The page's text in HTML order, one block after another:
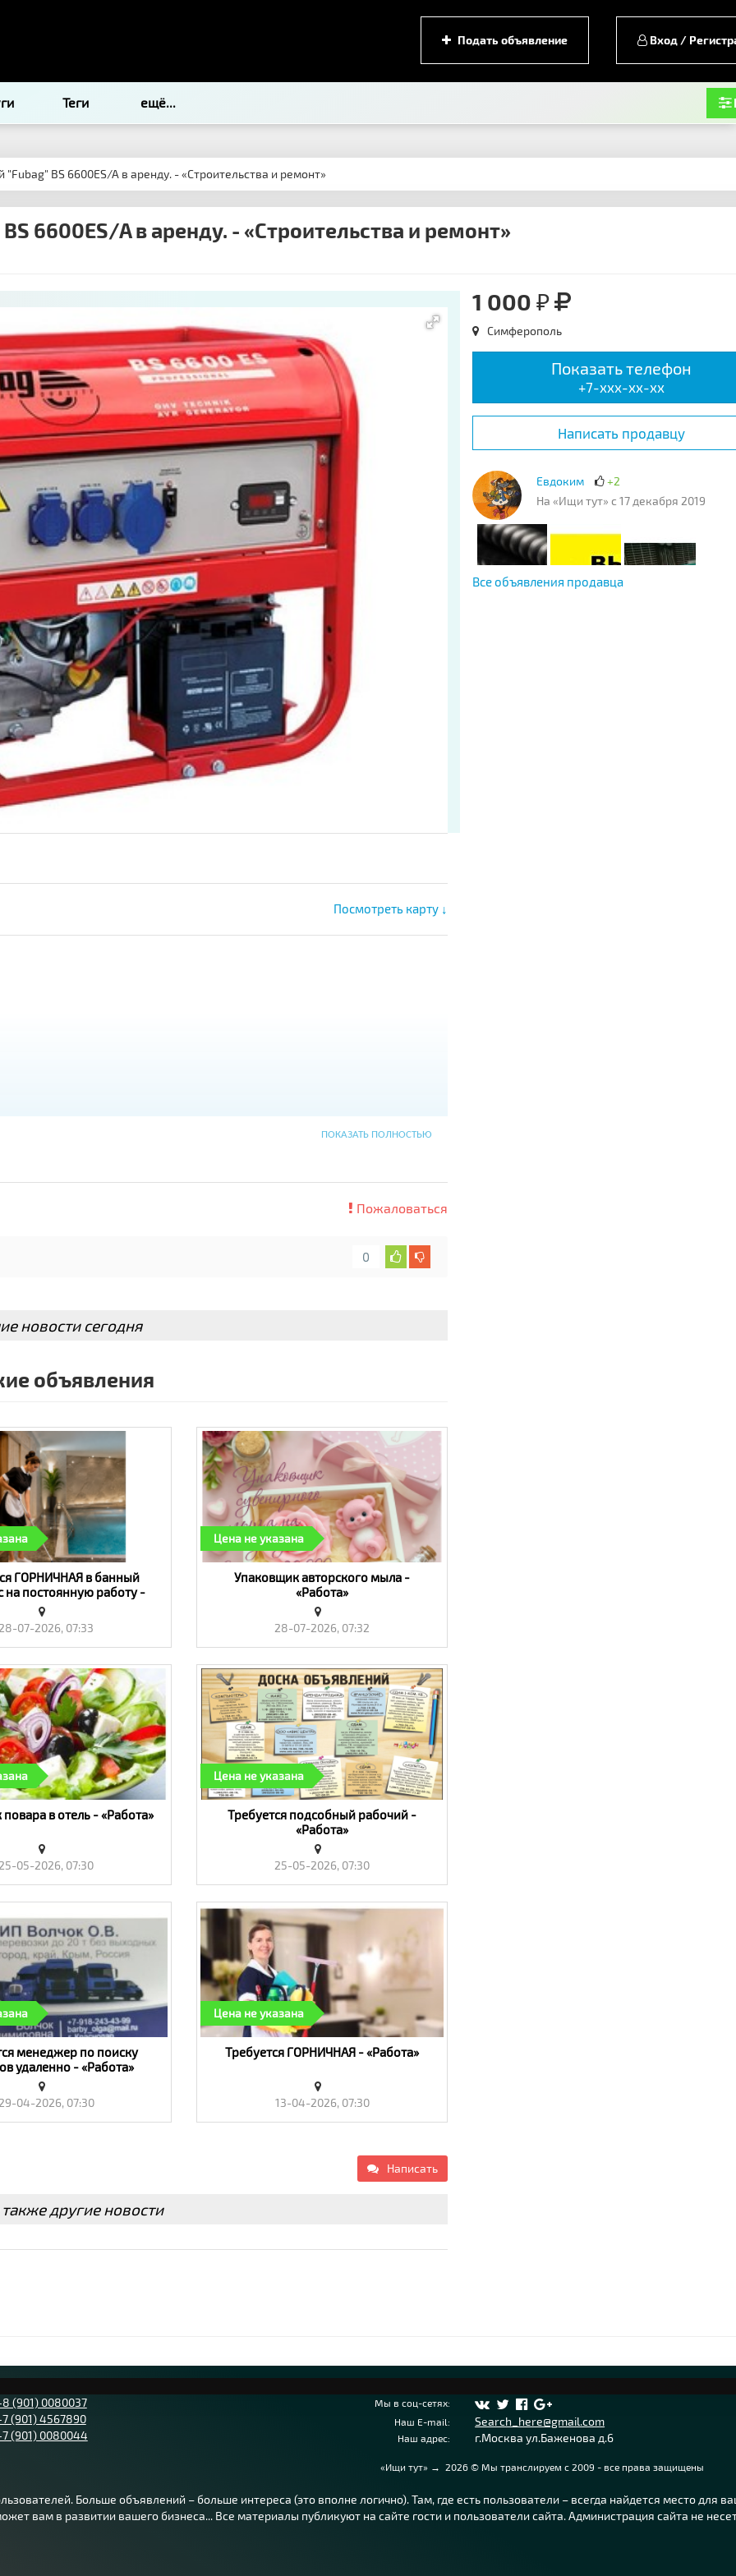
Подать объявление Вход /
Теги ещё...
BS 6600ES/A в аренду. - «Строительства и ремонт»
6600ES/A в аренду. - «Строительства и ремонт»
1 000 ₽
Симферополь
Показать телефон
+7-xxx-xx-xx
Написать продавцу
Евдоким
+2
На «Ищи тут» с 17 декабря 2019
Все объявления продавца
Посмотреть карту ↓
отличается "умом и сообразительностью" - синхронный
и контроля, система AVR и система защиты двигателя.
220В, 1 цилиндровый двигатель 4-тактный, 2 розетки 22016А и 1
ПОКАЗАТЬ ПОЛНОСТЬЮ
Пожаловаться
0
новости сегодня
объявления
ГОРНИЧНАЯ в банный
на постоянную работу -
«Работа»
28-07-2026, 07:33
Цена не указана
Упаковщик авторского мыла -
«Работа»
28-07-2026, 07:32
в отель - «Работа»
25-05-2026, 07:30
Цена не указана
Требуется подсобный рабочий -
«Работа»
25-05-2026, 07:30
менеджер по поиску
удаленно - «Работа»
29-04-2026, 07:30
Цена не указана
Требуется ГОРНИЧНАЯ - «Работа»
13-04-2026, 07:30
Написать
другие новости
(901) 0080037
(901) 4567890
(901) 0080044
Мы в соц-сетях:
Наш E-mail:
Search_here@gmail.com
Наш адрес: г.Москва ул.Баженова д.6
«Ищи тут» →2026 © Мы транслируем с 2009 - все права защищены
Больше объявлений – больше интереса (это вполне логично). Там, где есть пользователи – всегда найдется место для
вам в развитии вашего бизнеса... Все материалы публикуют на сайте гости и пользователи сайта. Администрация сайта не